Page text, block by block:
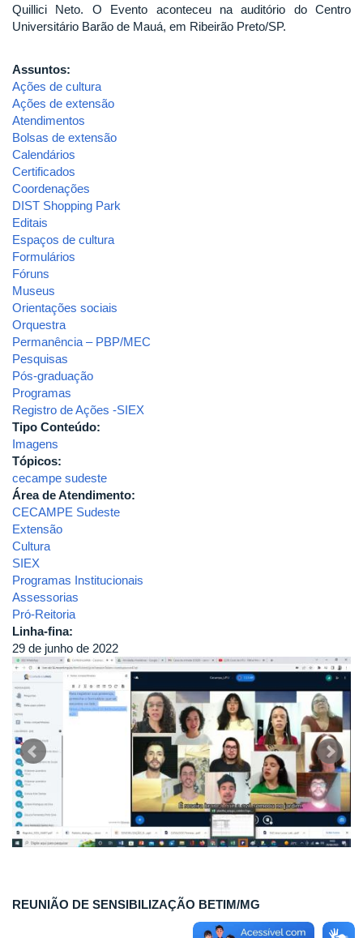
Quillici Neto. O Evento aconteceu na auditório do Centro
Universitário Barão de Mauá, em Ribeirão Preto/SP.
Assuntos:
Ações de cultura
Ações de extensão
Atendimentos
Bolsas de extensão
Calendários
Certificados
Coordenações
DIST Shopping Park
Editais
Espaços de cultura
Formulários
Fóruns
Museus
Orientações sociais
Orquestra
Permanência – PBP/MEC
Pesquisas
Pós-graduação
Programas
Registro de Ações -SIEX
Tipo Conteúdo:
Imagens
Tópicos:
cecampe sudeste
Área de Atendimento:
CECAMPE Sudeste
Extensão
Cultura
SIEX
Programas Institucionais
Assessorias
Pró-Reitoria
Linha-fina:
29 de junho de 2022
REUNIÃO DE SENSIBILIZAÇÃO BETIM/MG